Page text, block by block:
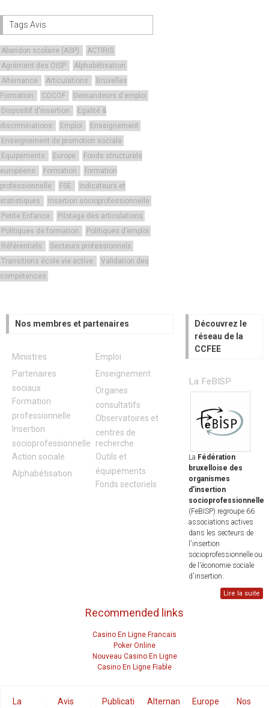
Tags Avis
Abandon scolaire (ASP)
ACTIRIS
Agrément des OISP
Alphabétisation
Alternance
Articulations
Bruxelles
Formation
COCOF
Demandeurs d'emploi
Dispositif d'insertion
Egalité &
discriminations
Emploi
Enseignement
Enseignement de promotion sociale
Equipements
Europe
Fonds structurels
européens
Formation
formation
professionnelle
FSE
Indicateurs et
statistiques
Insertion socioprofessionnelle
Petite Enfance
Pilotage des articulations
Politiques de formation
Politiques d’emploi
Référentiels
Secteurs professionnels
Transitions école vie active
Validation des
compétences
Nos membres et partenaires
Ministres
Partenaires
sociaux
Formation
professionnelle
Insertion
socioprofessionnelle
Action sociale
Alphabétisation
Emploi
Enseignement
Organes
consultatifs
Observatoires et
centres de
recherche
Outils et
équipements
Fonds sectoriels
Découvrez le
réseau de la
CCFEE
La FeBISP
La Fédération
bruxelloise des
organismes
d'insertion
socioprofessionnelle
(FeBISP) regroupe 66
associations actives
dans les secteurs de
l'insertion
socioprofessionnelle ou
de l'économie sociale
d'insertion.
Lire la suite
Recommended links
Casino En Ligne Francais
Poker Online
Nouveau Casino En Ligne
Casino En Ligne Fiable
La
Avis PublicationsAlternance Europe
Nos